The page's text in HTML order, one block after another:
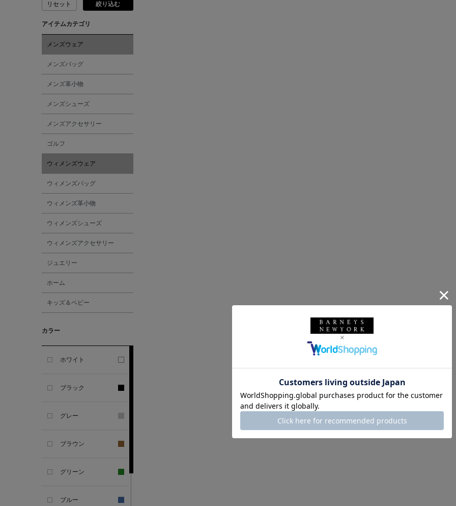
ADVISORY BOARD
AESOP
ALBERT THURSTON
ALESSANDRO
GHERARDI
ALL THE WAYS TO SAY
ALPO
ALTEA
AMOMENTO
ANCIENT GREEK
リセット 絞り込む
アイテムカテゴリ
メンズウェア
メンズバッグ
メンズ革小物
メンズシューズ
メンズアクセサリー
ゴルフ
ウィメンズウェア
ウィメンズバッグ
ウィメンズ革小物
ウィメンズシューズ
ウィメンズアクセサリー
ジュエリー
ホーム
キッズ＆ベビー
カラー
ホワイト
ブラック
グレー
ブラウン
グリーン
ブルー